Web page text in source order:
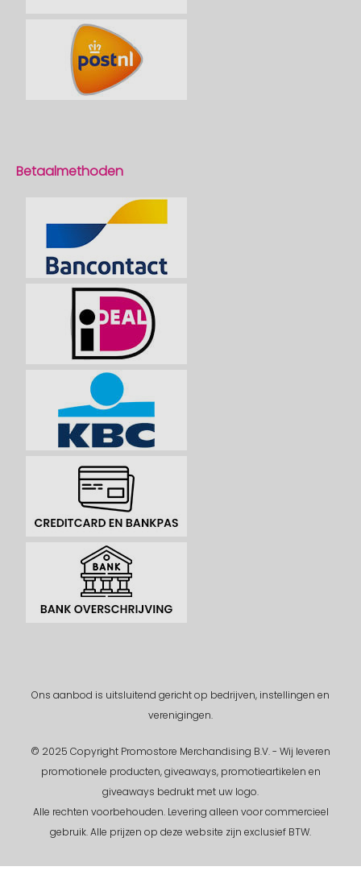
Betaalmethoden
Ons aanbod is uitsluitend gericht op bedrijven, instellingen en
verenigingen.
© 2025 Copyright Promostore Merchandising B.V. - Wij leveren
promotionele producten, giveaways, promotieartikelen en
giveaways bedrukt met uw logo.
Alle rechten voorbehouden.Levering alleen voor commercieel
gebruik. Alle prijzen op deze website zijn exclusief BTW.